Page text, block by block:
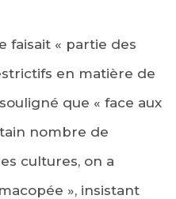
faisait « partie des
en matière de
que « face aux
nombre de
cultures, on a
», insistant